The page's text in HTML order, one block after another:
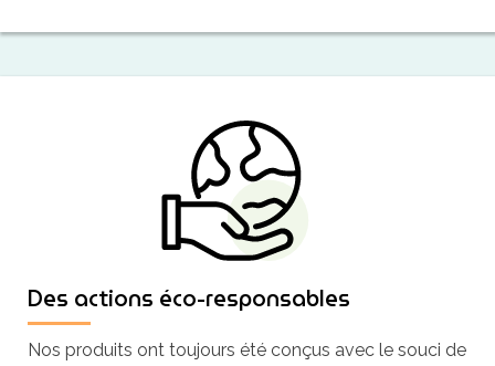
Des actions éco-responsables
Nos produits ont toujours été conçus avec le souci de